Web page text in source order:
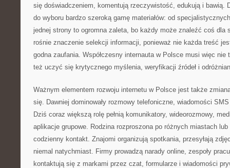
się doświadczeniem, komentują rzeczywistość, edukują i bawią.
do wyboru bardzo szeroką gamę materiałów: od
jednej strony to ogromna zaleta, bo każdy może znaleźć coś dla
rośnie znaczenie selekcji informacji, ponieważ nie każda treść
godna zaufania. Współczesny internauta w Polsce musi więc
też uczyć się krytycznego myślenia, weryfikacji źródeł i
Ważnym elementem rozwoju internetu w Polsce jest także
się. Dawniej dominowały rozmowy telefoniczne, wiadomości
Dziś coraz większą rolę pełnią komunikatory, wideorozmowy,
aplikacje grupowe. Rodzina rozproszona po różnych miastach
codzienny kontakt. Znajomi organizują spotkania, przesyłają
niemal natychmiast. Firmy prowadzą narady online, zespoły
kontaktują się z markami przez czat, formularze i wiadomości